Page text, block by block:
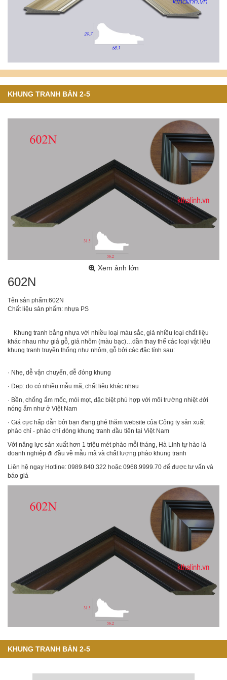
KHUNG TRANH BẢN 2-5
Xem ảnh lớn
602N
Tên sản phẩm:602N
Chất liệu sản phẩm: nhựa PS
Khung tranh bằng nhựa với nhiều loại màu sắc, giả nhiều loại chất liệu
khác nhau như giả gỗ, giả nhôm (màu bạc)…dần thay thế các loại vật liệu
khung tranh truyền thống như nhôm, gỗ bởi các đặc tính sau:
· Nhẹ, dễ vận chuyển, dễ đóng khung
· Đẹp: do có nhiều mẫu mã, chất liệu khác nhau
· Bền, chống ẩm mốc, mói mọt, đặc biệt phù hợp với môi trường nhiệt đới
nóng ẩm như ở Việt Nam
· Giá cực hấp dẫn bởi bạn đang ghé thăm website của Công ty sản xuất
phào chỉ - phào chỉ đóng khung tranh đầu tiên tại Việt Nam
Với năng lực sản xuất hơn 1 triệu mét phào mỗi tháng, Hà Linh tự hào là
doanh nghiệp đi đầu về mẫu mã và chất lượng phào khung tranh
Liên hệ ngay Hotline: 0989.840.322 hoặc 0968.9999.70 để được tư vấn và
báo giá
KHUNG TRANH BẢN 2-5